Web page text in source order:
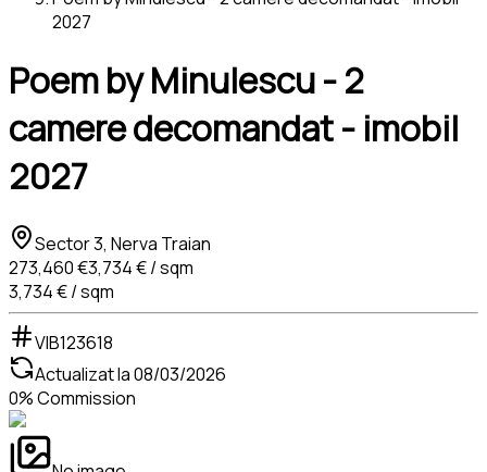
2027
Poem by Minulescu - 2
camere decomandat - imobil
2027
Sector 3, Nerva Traian
273,460 €3,734 € / sqm
3,734 € / sqm
VIB123618
Actualizat la08/03/2026
0% Commission